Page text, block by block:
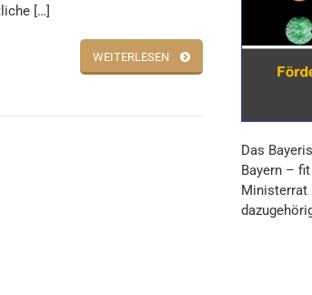
[…]
WEITERLESEN
Das
Bayern –
Ministerrat